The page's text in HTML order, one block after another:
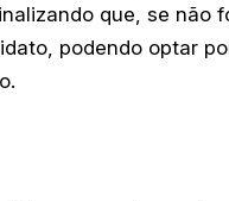
que, se não
podendo optar